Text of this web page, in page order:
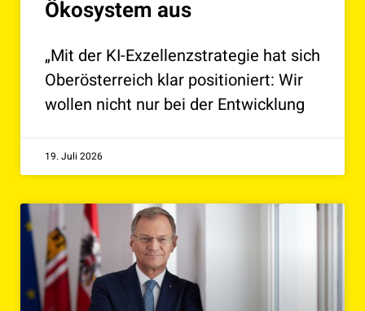
Ökosystem aus
„Mit der KI-Exzellenzstrategie hat sich
Oberösterreich klar positioniert: Wir
wollen nicht nur bei der Entwicklung
19. Juli 2026